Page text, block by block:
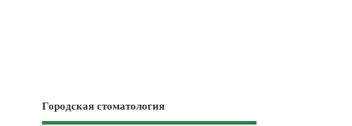
Городская стоматология